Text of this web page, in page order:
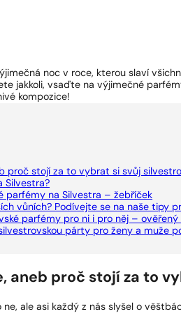
noc v roce, kterou slaví
jakkoli, vsaďte na výjimečné
kompozice!
proč stojí za to vybrat si svůj
Silvestra?
parfémy na Silvestra – žebříček
vůních? Podívejte se na naše tipy
parfémy pro ni i pro něj – ověřený
párty pro ženy a muže
aneb proč stojí za to
ale asi každý z nás slyšel o